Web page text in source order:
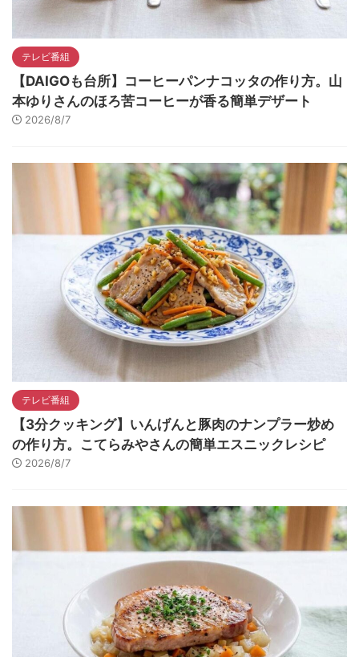
テレビ番組
【DAIGOも台所】コーヒーパンナコッタの作り方。山
本ゆりさんのほろ苦コーヒーが香る簡単デザート
2026/8/7
テレビ番組
【3分クッキング】いんげんと豚肉のナンプラー炒め
の作り方。こてらみやさんの簡単エスニックレシピ
2026/8/7